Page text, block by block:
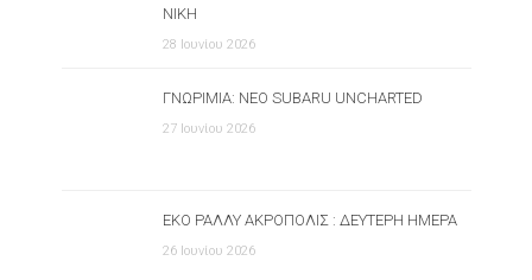
ΝΊΚΗ
28 Ιουνίου 2026
ΓΝΩΡΙΜΊΑ: ΝΈΟ SUBARU UNCHARTED
27 Ιουνίου 2026
ΕΚΟ ΡΆΛΛΥ ΑΚΡΌΠΟΛΙΣ : ΔΕΎΤΕΡΗ ΗΜΈΡΑ
26 Ιουνίου 2026